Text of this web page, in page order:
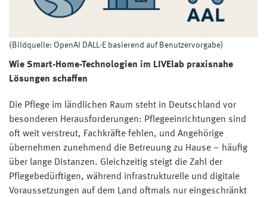
(Bildquelle: OpenAI DALL·E basierend auf Benutzervorgabe)
Wie Smart-Home-Technologien im LIVElab praxisnahe
Lösungen schaffen
Die Pflege im ländlichen Raum steht in Deutschland vor
besonderen Herausforderungen: Pflegeeinrichtungen sind
oft weit verstreut, Fachkräfte fehlen, und Angehörige
übernehmen zunehmend die Betreuung zu Hause – häufig
über lange Distanzen. Gleichzeitig steigt die Zahl der
Pflegebedürftigen, während infrastrukturelle und digitale
Voraussetzungen auf dem Land oftmals nur eingeschränkt